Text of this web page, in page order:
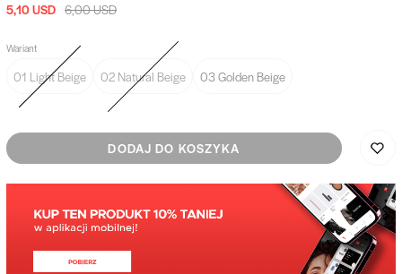
5,10 USD 6,00 USD
Wariant
01 Light Beige 02 Natural Beige 03 Golden Beige
DODAJ DO KOSZYKA